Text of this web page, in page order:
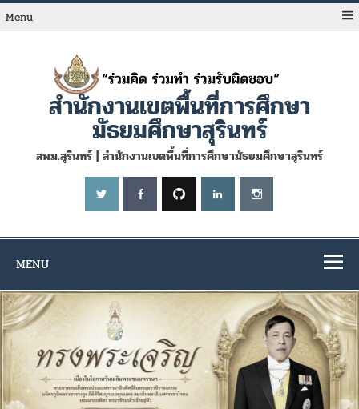
Skip
toMenu
สำนักงานเขตพื้นที่การศึกษา
มัธยมศึกษาสุรินทร์
สพม.สุรินทร์ | สำนักงานเขตพื้นที่การศึกษามัธยมศึกษาสุรินทร์
MENU